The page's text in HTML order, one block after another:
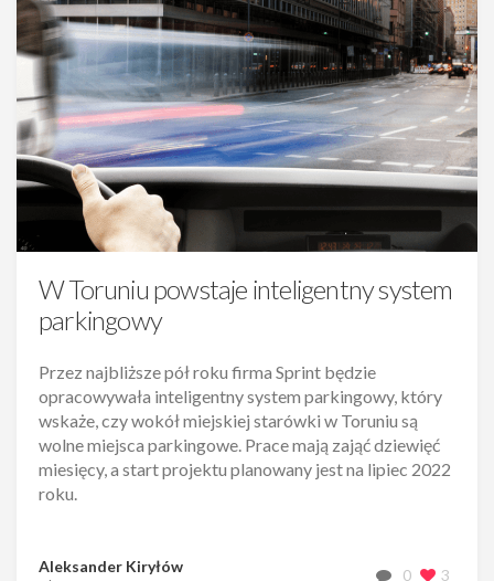
W Toruniu powstaje inteligentny system
parkingowy
Przez najbliższe pół roku firma Sprint będzie
opracowywała inteligentny system parkingowy, który
wskaże, czy wokół miejskiej starówki w Toruniu są
wolne miejsca parkingowe. Prace mają zająć dziewięć
miesięcy, a start projektu planowany jest na lipiec 2022
roku.
Aleksander Kiryłów 0 3